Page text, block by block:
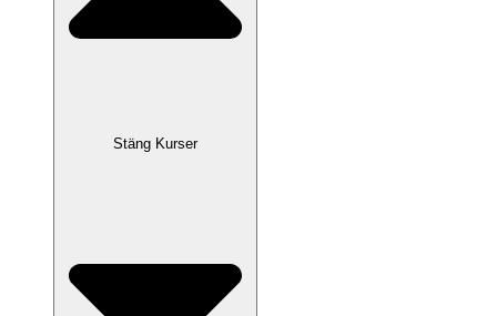
Stäng Kurser